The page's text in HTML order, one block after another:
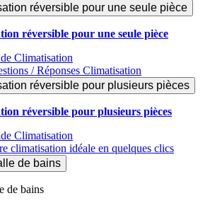
réversible pour une seule pièce
réversible pour une seule pièce
Climatisation
/ Réponses Climatisation
réversible pour plusieurs pièces
réversible pour plusieurs pièces
Climatisation
climatisation idéale en quelques clics
de bains
de bains